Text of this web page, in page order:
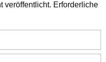
veröffentlicht. Erforderliche